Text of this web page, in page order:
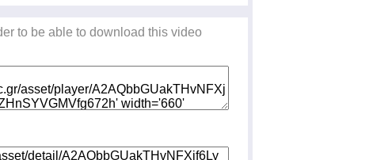
to be able to download this video